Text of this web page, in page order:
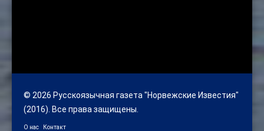
© 2026 Русскоязычная газета "Норвежские Известия"
(2016). Все права защищены.
О нас Контакт